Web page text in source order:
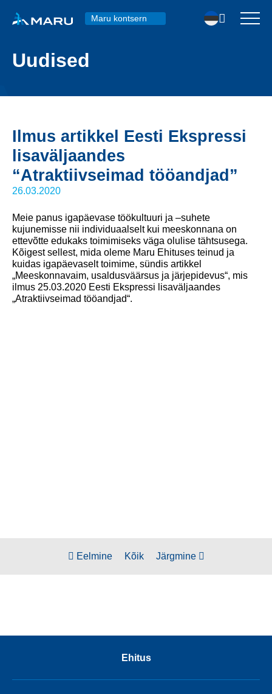
Maru kontsern
Uudised
Ilmus artikkel Eesti Ekspressi
lisaväljaandes
“Atraktiivseimad tööandjad”
26.03.2020
Meie panus igapäevase töökultuuri ja –suhete
kujunemisse nii individuaalselt kui meeskonnana on
ettevõtte edukaks toimimiseks väga olulise tähtsusega.
Kõigest sellest, mida oleme Maru Ehituses teinud ja
kuidas igapäevaselt toimime, sündis artikkel
„Meeskonnavaim, usaldusväärsus ja järjepidevus“, mis
ilmus 25.03.2020 Eesti Ekspressi lisaväljaandes
„Atraktiivseimad tööandjad“.
Eelmine Kõik Järgmine
Ehitus